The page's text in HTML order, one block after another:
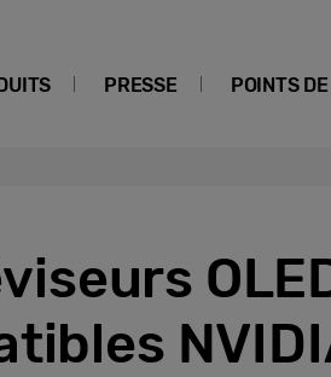
PRESSE POINTS